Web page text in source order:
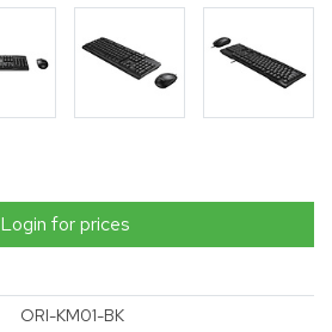
Login for prices
ORI-KM01-BK